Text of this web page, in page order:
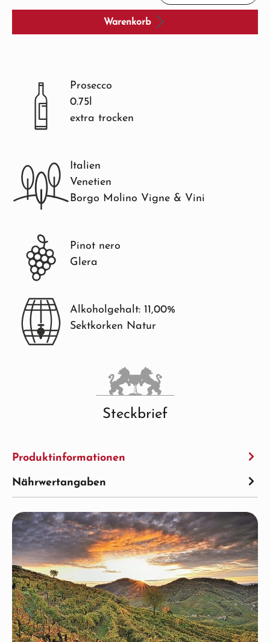
Warenkorb
Prosecco
0.75l
extra trocken
Italien
Venetien
Borgo Molino Vigne & Vini
Pinot nero
Glera
Alkoholgehalt: 11,00%
Sektkorken Natur
Steckbrief
Produktinformationen
Nährwertangaben